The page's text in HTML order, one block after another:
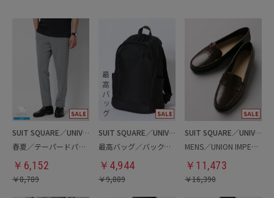
SUIT SQUARE／UNIVERSAL LANGUAGE
春夏／テーパードパンツ
￥ 6,152
￥8,789
SUIT SQUARE／UNIVERSAL LANGUAGE
最高バッグ／バックパック
￥ 4,944
￥9,889
SUIT SQUARE／UNIVERSAL LANGUAGE
MENS／UNION IMPERIAL監修／コインローファー
￥ 11,473
￥16,390